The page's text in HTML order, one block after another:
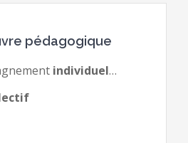
pédagogique
individuel…